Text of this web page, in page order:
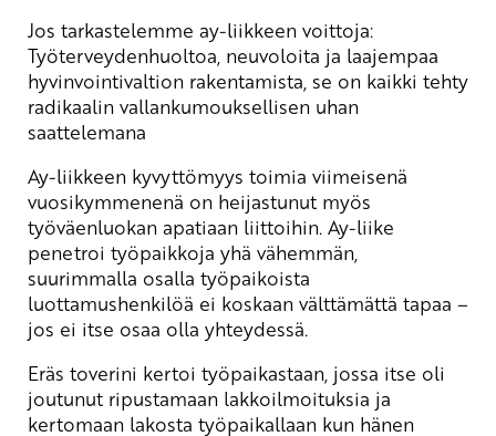
Jos tarkastelemme ay-liikkeen voittoja:
Työterveydenhuoltoa, neuvoloita ja laajempaa
hyvinvointivaltion rakentamista, se on kaikki tehty
radikaalin vallankumouksellisen uhan
saattelemana
Ay-liikkeen kyvyttömyys toimia viimeisenä
vuosikymmenenä on heijastunut myös
työväenluokan apatiaan liittoihin. Ay-liike
penetroi työpaikkoja yhä vähemmän,
suurimmalla osalla työpaikoista
luottamushenkilöä ei koskaan välttämättä tapaa –
jos ei itse osaa olla yhteydessä.
Eräs toverini kertoi työpaikastaan, jossa itse oli
joutunut ripustamaan lakkoilmoituksia ja
kertomaan lakosta työpaikallaan kun hänen